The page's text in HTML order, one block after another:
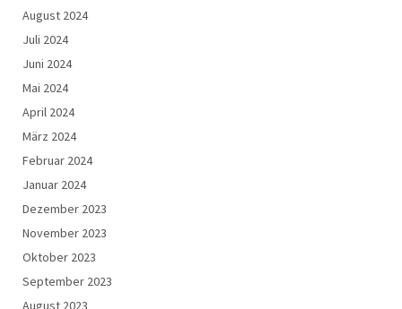
August 2024
Juli 2024
Juni 2024
Mai 2024
April 2024
März 2024
Februar 2024
Januar 2024
Dezember 2023
November 2023
Oktober 2023
September 2023
August 2023